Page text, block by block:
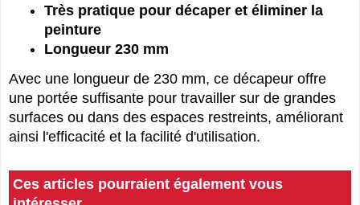
Très pratique pour décaper et éliminer la
peinture
Longueur 230 mm
Avec une longueur de 230 mm, ce décapeur offre
une portée suffisante pour travailler sur de grandes
surfaces ou dans des espaces restreints, améliorant
ainsi l'efficacité et la facilité d'utilisation.
Ces articles pourraient également vous